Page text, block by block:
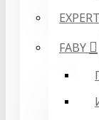
FABY